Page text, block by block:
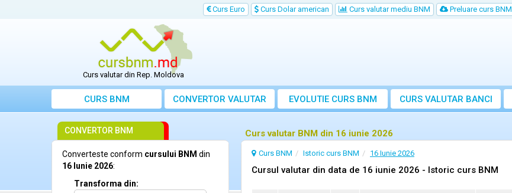
Curs Euro Curs Dolar american Curs valutar mediu BNM Preluare curs BNM
Curs valutar din Rep. Moldova
CURS BNM CONVERTOR VALUTAR EVOLUTIE CURS BNM CURS VALUTAR BANCI
Curs valutar BNM din 16 iunie 2026
Curs BNM Istoric curs BNM 16 Iunie 2026
Cursul valutar din data de 16 iunie 2026 - Istoric curs BNM
CONVERTOR BNM
Converteste conform cursului BNM din
16 Iunie 2026:
Transforma din: